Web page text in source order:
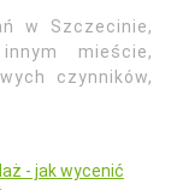
w Szczecinie,
mieście,
czynników,
- jak wycenić